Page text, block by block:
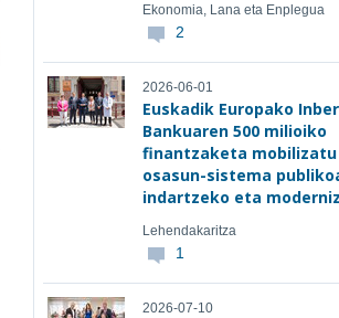
Ekonomia, Lana eta Enplegua
2
2026-06-01
Euskadik Europako
Bankuaren 500 milioiko
finantzaketa mobilizatu
osasun-sistema
indartzeko eta
Lehendakaritza
1
2026-07-10